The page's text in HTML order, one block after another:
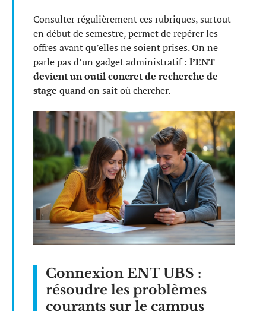
Consulter régulièrement ces rubriques, surtout
en début de semestre, permet de repérer les
offres avant qu’elles ne soient prises. On ne
parle pas d’un gadget administratif : l’ENT
devient un outil concret de recherche de
stage quand on sait où chercher.
Connexion ENT UBS :
résoudre les problèmes
courants sur le campus